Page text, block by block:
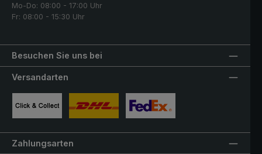
Besuchen Sie uns bei
Mo-Do: 08:00 - 17:00 Uhr
Fr: 08:00 - 15:30 Uhr
Versandarten
Zahlungsarten